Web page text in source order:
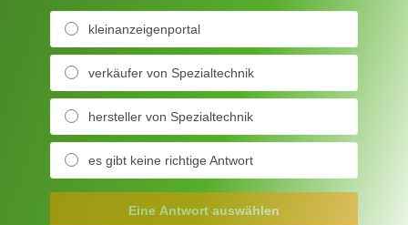
kleinanzeigenportal
verkäufer von Spezialtechnik
hersteller von Spezialtechnik
es gibt keine richtige Antwort
Eine Antwort auswählen